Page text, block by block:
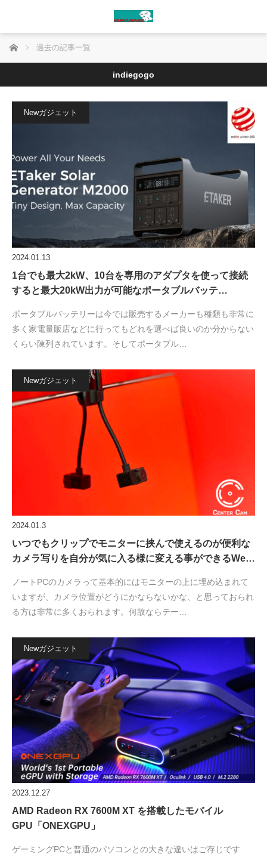
ホーム 過去の記事一覧
indiegogo
Newガジェット
2024.01.13
1台でも最大2kW、10台を専用のアダプタを使って接続
すると最大20kW出力が可能なポータブルバッテ…
ポータブルバッテリーは今では販売するメーカーも種類も非常に
多く家電量販店などに行ってもどれを選べば良いのか分からない
くらい陳列されています。そしてポータブル…
Newガジェット
2024.01.3
いつでもクリップでモニターに挟んで使えるのが便利な
カメラ写りを自分が気に入る様に変える事ができるWe…
ノートPCのカメラって基本的にはモニターの上に埋め込まれて
いますが、カメラ位置がどうにかならないかな、と思っておられ
る方は非常に多くおられます。何故ならテー…
Newガジェット
2023.12.27
AMD Radeon RX 7600M XT を搭載したモバイル
GPU「ONEXGPU」
ゲーミングPCと普通のパソコンとの大きな違いはご存じです